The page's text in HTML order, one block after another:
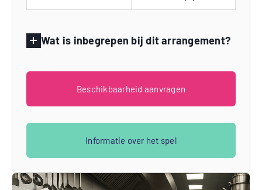
Wat is inbegrepen bij dit arrangement?
Beschikbaarheid aanvragen
Informatie over het spel